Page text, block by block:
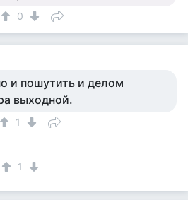
0
и пошутить и делом
выходной.
1
1